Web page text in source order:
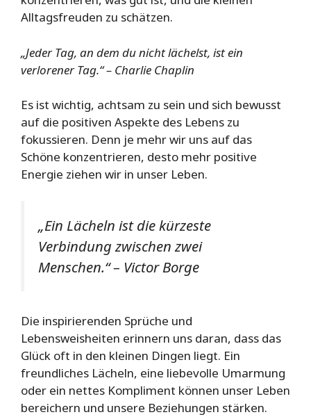
Alltagsfreuden zu schätzen.
„Jeder Tag, an dem du nicht lächelst, ist ein
verlorener Tag.“ – Charlie Chaplin
Es ist wichtig, achtsam zu sein und sich bewusst
auf die positiven Aspekte des Lebens zu
fokussieren. Denn je mehr wir uns auf das
Schöne konzentrieren, desto mehr positive
Energie ziehen wir in unser Leben.
„Ein Lächeln ist die kürzeste
Verbindung zwischen zwei
Menschen.“ – Victor Borge
Die inspirierenden Sprüche und
Lebensweisheiten erinnern uns daran, dass das
Glück oft in den kleinen Dingen liegt. Ein
freundliches Lächeln, eine liebevolle Umarmung
oder ein nettes Kompliment können unser Leben
bereichern und unsere Beziehungen stärken.